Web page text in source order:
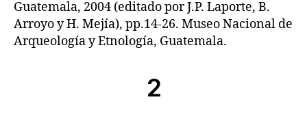
Guatemala, 2004 (editado por J.P. Laporte, B.
Arroyo y H. Mejía), pp.14-26. Museo Nacional de
Arqueología y Etnología, Guatemala.
2